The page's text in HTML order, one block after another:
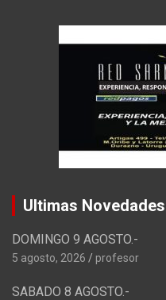
Ultimas Novedades
DOMINGO 9 AGOSTO.-
5 agosto, 2026 profesor
SABADO 8 AGOSTO.-